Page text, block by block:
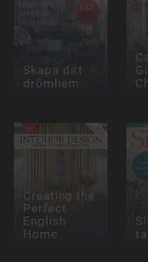
Skapa ditt
drömhem
Creating the
Perfect
English
Home